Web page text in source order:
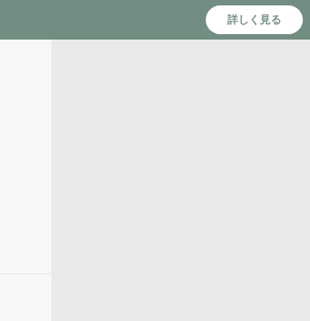
詳しく見る